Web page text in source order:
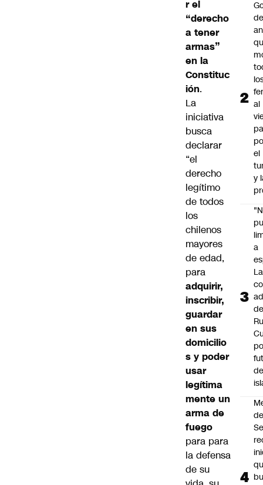
r el
“derecho
a tener
armas”
en la
Constituc
ión.
La
iniciativa
busca
declarar
“el
derecho
legítimo
de todos
los
chilenos
mayores
de edad,
para
adquirir,
inscribir,
guardar
en sus
domicilio
s y poder
usar
legítima
mente un
arma de
fuego
para para
la defensa
de su
al
el
y
a
La
de